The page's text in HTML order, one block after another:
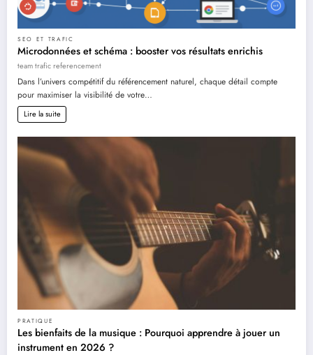
SEO ET TRAFIC
Microdonnées et schéma : booster vos résultats enrichis
team trafic referencement
Dans l’univers compétitif du référencement naturel, chaque détail compte
pour maximiser la visibilité de votre…
Lire la suite
PRATIQUE
Les bienfaits de la musique : Pourquoi apprendre à jouer un
instrument en 2026 ?